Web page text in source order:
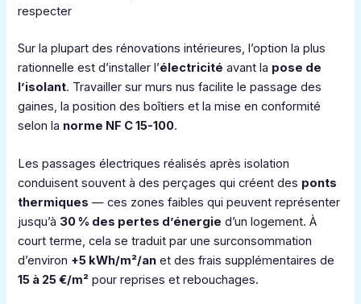
respecter
Sur la plupart des rénovations intérieures, l’option la plus
rationnelle est d’installer l’électricité avant la pose de
l’isolant. Travailler sur murs nus facilite le passage des
gaines, la position des boîtiers et la mise en conformité
selon la norme NF C 15-100.
Les passages électriques réalisés après isolation
conduisent souvent à des perçages qui créent des ponts
thermiques — ces zones faibles qui peuvent représenter
jusqu’à 30 % des pertes d’énergie d’un logement. À
court terme, cela se traduit par une surconsommation
d’environ +5 kWh/m²/an et des frais supplémentaires de
15 à 25 €/m² pour reprises et rebouchages.